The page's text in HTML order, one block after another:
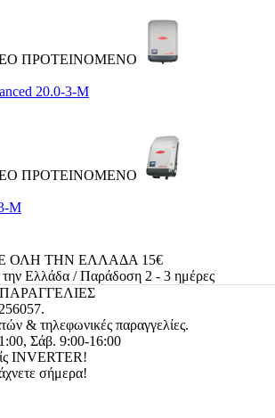
ΠΡΟΤΕΙΝΟΜΕΝΟ
20.0-3-M
ΠΡΟΤΕΙΝΟΜΕΝΟ
M
ΟΛΗ ΤΗΝ ΕΛΛΑΔΑ 15€
Ελλάδα / Παράδοση 2 - 3 ημέρες
& τηλεφωνικές παραγγελίες.
Σάβ. 9:00-16:00
INVERTER!
σήμερα!